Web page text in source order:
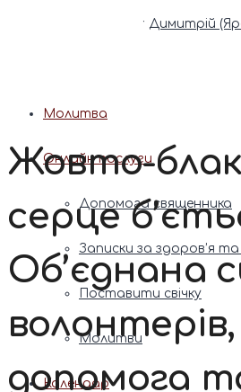
Патріарх Димитрій
Молитва
Онлайн послуги
Допомога священника
Записки за здоров’я та
Поставити свічку
Молитви
Календар
Жовто-
серце
Об’єднана
волонтерів,
допомога